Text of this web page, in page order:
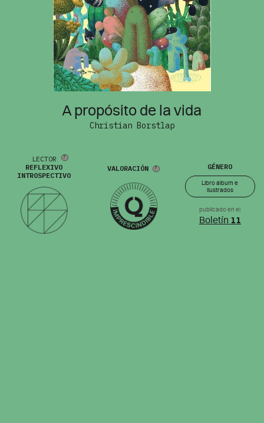
A propósito de la vida
Christian Borstlap
LECTOR
REFLEXIVO
INTROSPECTIVO
VALORACIÓN GÉNERO
Libro álbum e
ilustrados
publicado en el
Boletín 11